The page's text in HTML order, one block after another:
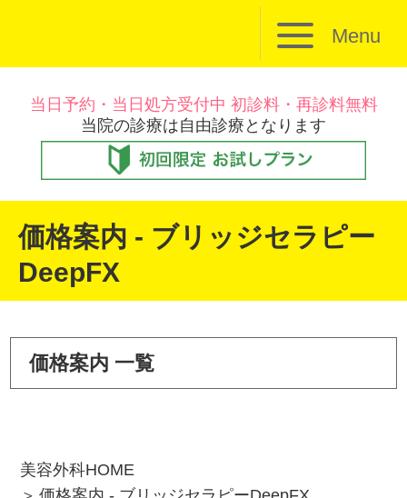
Menu
当日予約・当日処方受付中 初診料・再診料無料
当院の診療は自由診療となります
価格案内 - ブリッジセラピー
DeepFX
価格案内 一覧
美容外科HOME